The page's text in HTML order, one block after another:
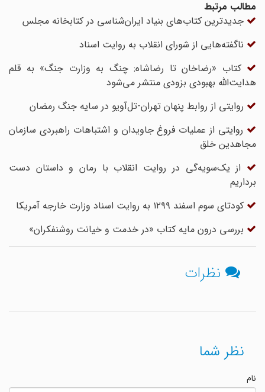
مطالب مرتبط
جدیدترین کتاب‌های بنیاد ایران‌شناسی در کتابخانه مجلس
ناگفته‌هایی از شورای انقلاب به روایت اسناد
کتاب «رضاخان تا رضاشاه: چنگ به وزارت جنگ» به قلم
هدایت‌الله بهبودی بزودی منتشر می‌شود
روایتی از روابط پنهان تهران-تل‌آویو در سایه جنگ رمضان
روایتی از عملیات فروغ جاویدان و اشتباهات راهبردی سازمان
مجاهدین خلق
از یک‌سویه‌گی در روایت انقلاب با رمان و داستان دست
برداریم
کودتای سوم اسفند ۱۲۹۹ به روایت اسناد وزارت خارجه آمریکا
بررسی درون مایه کتاب «در خدمت و خیانت روشنفکران»
نظرات
نظر شما